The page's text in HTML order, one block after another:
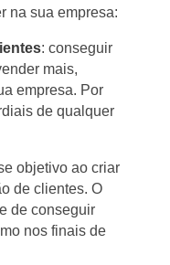
na sua empresa:
: conseguir
mais,
empresa. Por
de qualquer
objetivo ao criar
de clientes. O
de conseguir
nos finais de